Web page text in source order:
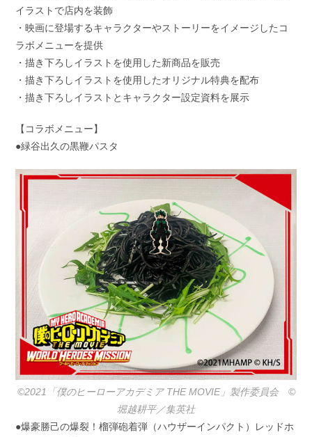
イラストで店内を装飾
・映画に登場するキャラクターやストーリーをイメージしたコ
ラボメニューを提供
・描き下ろしイラストを使用した新商品を販売
・描き下ろしイラストを使用したオリジナル特典を配布
・描き下ろしイラストとキャラクター設定資料を展示
【コラボメニュー】
●緑谷出久の黒鞭パスタ
©2021「僕のヒーローアカデミア THE MOVIE」製作委員会 ©️
堀越耕平／集英社
●爆豪勝己の爆裂！榴弾砲着弾（ハウザーインパクト）レッドホ